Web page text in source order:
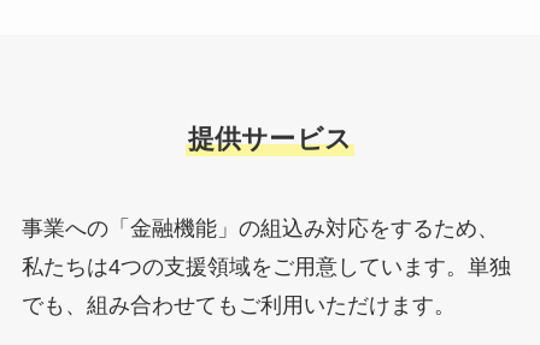
提供サービス
事業への「金融機能」の組込み対応をするため、
私たちは4つの支援領域をご用意しています。単独
でも、組み合わせてもご利用いただけます。